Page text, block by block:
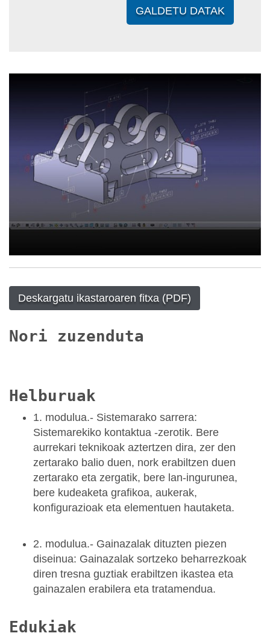
GALDETU DATAK
Deskargatu ikastaroaren fitxa (PDF)
Nori zuzenduta
Helburuak
1. modulua.- Sistemarako sarrera:
Sistemarekiko kontaktua -zerotik. Bere
aurrekari teknikoak aztertzen dira, zer den
zertarako balio duen, nork erabiltzen duen
zertarako eta zergatik, bere lan-ingurunea,
bere kudeaketa grafikoa, aukerak,
konfigurazioak eta elementuen hautaketa.
2. modulua.- Gainazalak dituzten piezen
diseinua: Gainazalak sortzeko beharrezkoak
diren tresna guztiak erabiltzen ikastea eta
gainazalen erabilera eta tratamendua.
Edukiak